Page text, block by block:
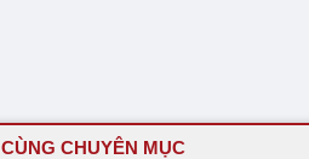
CÙNG CHUYÊN MỤC